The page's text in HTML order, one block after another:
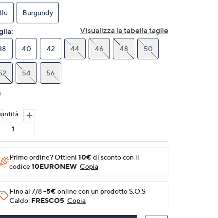
alla
pagina.
Burgundy
Visualizza la tabella taglie
40 42 44 46 48 50
54 56
Primo ordine? Ottieni 10€ di sconto con il
codice10EURONEW Copia
Fino al 7/8-5€ online con un prodotto S.O.S
Caldo: FRESCO5 Copia